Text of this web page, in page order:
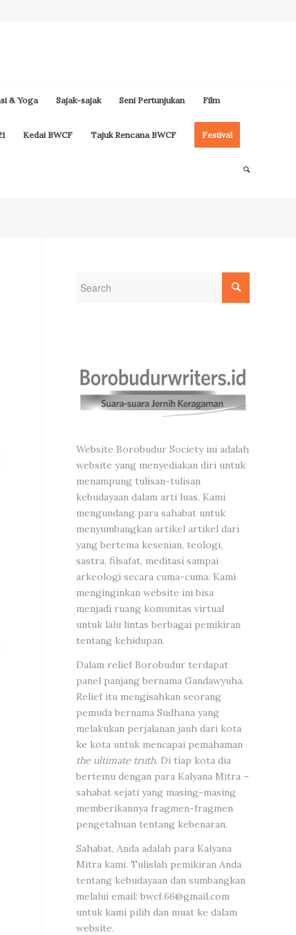
& Yoga Sajak-sajak Seni Pertunjukan Film
Kedai BWCF Tajuk Rencana BWCF Festival
Website Borobudur Society ini adalah
website yang menyediakan diri untuk
menampung tulisan-tulisan
kebudayaan dalam arti luas. Kami
mengundang para sahabat untuk
menyumbangkan artikel artikel dari
yang bertema kesenian, teologi,
sastra, filsafat, meditasi sampai
arkeologi secara cuma-cuma. Kami
menginginkan website ini bisa
menjadi ruang komunitas virtual
untuk lalu lintas berbagai pemikiran
tentang kehidupan.
Dalam relief Borobudur terdapat
panel panjang bernama Gandawyuha.
Relief itu mengisahkan seorang
pemuda bernama Sudhana yang
melakukan perjalanan jauh dari kota
ke kota untuk mencapai pemahaman
the ultimate truth. Di tiap kota dia
bertemu dengan para Kalyana Mitra –
sahabat sejati yang masing-masing
memberikannya fragmen-fragmen
pengetahuan tentang kebenaran.
Sahabat, Anda adalah para Kalyana
Mitra kami. Tulislah pemikiran Anda
tentang kebudayaan dan sumbangkan
melalui email: bwcf.66@gmail.com
untuk kami pilih dan muat ke dalam
website.